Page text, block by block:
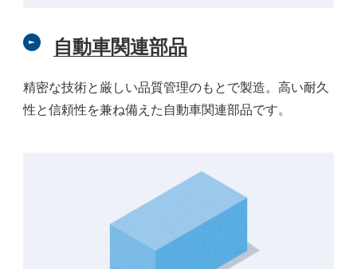
自動車関連部品
精密な技術と厳しい品質管理のもとで製造。高い耐久
性と信頼性を兼ね備えた自動車関連部品です。